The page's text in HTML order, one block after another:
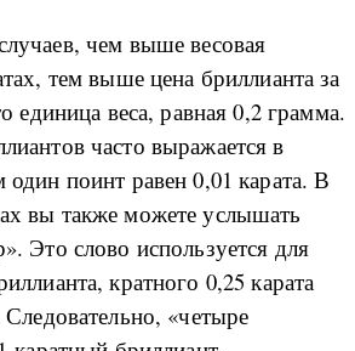
чем выше весовая
тем выше цена бриллианта за
единица веса, равная 0,2 грамма.
часто выражается в
поинт равен 0,01 карата. В
вы также можете услышать
Это слово используется для
кратного 0,25 карата
«четыре